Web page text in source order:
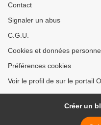
Contact
Signaler un abus
C.G.U.
Cookies et données
Préférences cookies
Voir le profil de sur le portail
Créer un